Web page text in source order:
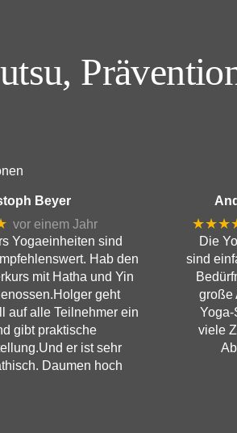
Beyer
vor einem Jahr
Yogaeinheiten sind
Hab den
mit Hatha und Yin
geht
auf alle Teilnehmer ein
gibt praktische
er ist sehr
Daumen hoch
Die
sind
große
Yoga-
viele